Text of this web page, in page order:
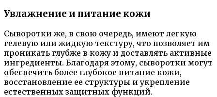
Увлажнение и питание кожи
Сыворотки же, в свою очередь, имеют легкую
гелевую или жидкую текстуру, что позволяет им
проникать глубже в кожу и доставлять активные
ингредиенты. Благодаря этому, сыворотки могут
обеспечить более глубокое питание кожи,
восстановление ее структуры и укрепление
естественных защитных функций.